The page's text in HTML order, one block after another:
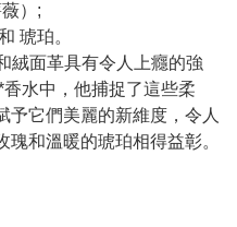
）;
琥珀。
絨面革具有令人上癮的強
水中，他捕捉了這些柔
予它們美麗的新維度，令人
和溫暖的琥珀相得益彰。